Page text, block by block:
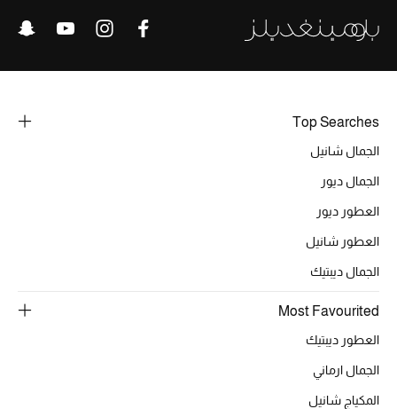
Top Searches
الجمال شانيل
الجمال ديور
العطور ديور
العطور شانيل
الجمال ديبتيك
Most Favourited
العطور ديبتيك
الجمال ارماني
المكياج شانيل